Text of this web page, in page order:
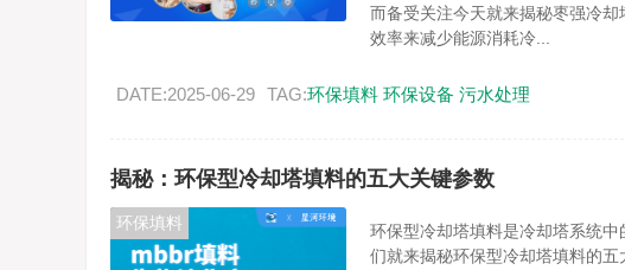
而备受关注今天就来揭秘枣强冷
效率来减少能源消耗冷...
DATE:2025-06-29 TAG:环保填料 环保设备 污水处理
揭秘：环保型冷却塔填料的五大关键参数
环保填料
环保型冷却塔填料是冷却塔系统
们就来揭秘环保型冷却塔填料的